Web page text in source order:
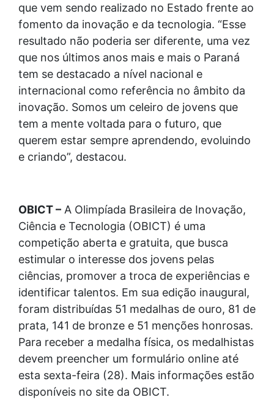
que vem sendo realizado no Estado frente ao
fomento da inovação e da tecnologia. “Esse
resultado não poderia ser diferente, uma vez
que nos últimos anos mais e mais o Paraná
tem se destacado a nível nacional e
internacional como referência no âmbito da
inovação. Somos um celeiro de jovens que
tem a mente voltada para o futuro, que
querem estar sempre aprendendo, evoluindo
e criando”, destacou.
OBICT – A Olimpíada Brasileira de Inovação,
Ciência e Tecnologia (OBICT) é uma
competição aberta e gratuita, que busca
estimular o interesse dos jovens pelas
ciências, promover a troca de experiências e
identificar talentos. Em sua edição inaugural,
foram distribuídas 51 medalhas de ouro, 81 de
prata, 141 de bronze e 51 menções honrosas.
Para receber a medalha física, os medalhistas
devem preencher um formulário online até
esta sexta-feira (28). Mais informações estão
disponíveis no site da OBICT.